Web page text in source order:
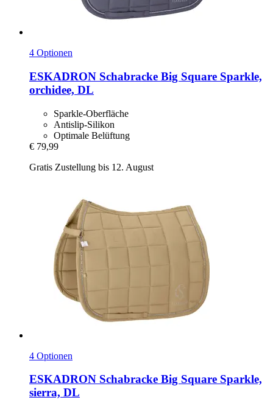
4 Optionen
ESKADRON Schabracke Big Square Sparkle,
orchidee, DL
Sparkle-Oberfläche
Antislip-Silikon
Optimale Belüftung
€ 79,99
Gratis Zustellung bis 12. August
4 Optionen
ESKADRON Schabracke Big Square Sparkle,
sierra, DL